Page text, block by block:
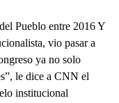
Pueblo entre 2016 Y
vio pasar a
ya no solo
le dice a CNN el
institucional